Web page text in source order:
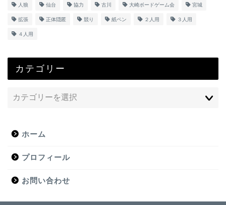
人狼 仙台 協力 古川 大崎ボードゲーム会 宮城
拡張 正体隠匿 競り 紙ペン ２人用 ３人用
４人用
カテゴリー
ホーム
プロフィール
お問い合わせ